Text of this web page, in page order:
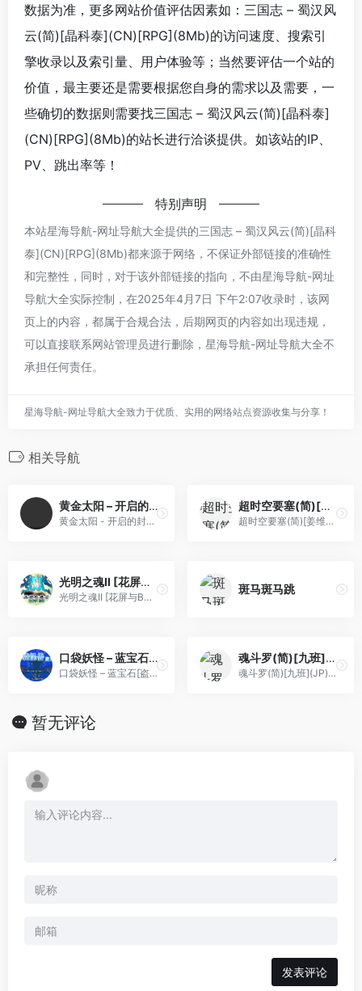
数据为准，更多网站价值评估因素如：三国志 – 蜀汉风
云(简)[晶科泰](CN)[RPG](8Mb)的访问速度、搜索引
擎收录以及索引量、用户体验等；当然要评估一个站的
价值，最主要还是需要根据您自身的需求以及需要，一
些确切的数据则需要找三国志 – 蜀汉风云(简)[晶科泰]
(CN)[RPG](8Mb)的站长进行洽谈提供。如该站的IP、
PV、跳出率等！
特别声明
本站星海导航-网址导航大全提供的三国志 – 蜀汉风云(简)[晶科
泰](CN)[RPG](8Mb)都来源于网络，不保证外部链接的准确性
和完整性，同时，对于该外部链接的指向，不由星海导航-网址
导航大全实际控制，在2025年4月7日 下午2:07收录时，该网
页上的内容，都属于合规合法，后期网页的内容如出现违规，
可以直接联系网站管理员进行删除，星海导航-网址导航大全不
承担任何责任。
星海导航-网址导航大全致力于优质、实用的网络站点资源收集与分享！
相关导航
黄金太阳 – 开启的封印(CGP)完全剧情版 71.25
黄金太阳 - 开启的封印(CGP)完全剧情版 71.25
超时空要塞(简)[姜维第二](JP)[STG](0.18Mb)
超时空要塞(简)[姜维第二](JP)[STG](0.18Mb)
光明之魂II [花屏与BUG修复版][PGCG+suni007](简)(JP)(256Mb)
光明之魂II [花屏与BUG修复版][PGCG+suni007](简)(JP)(256Mb)
斑马斑马跳
口袋妖怪 – 蓝宝石[盗商+Metore+Blader](v1.1)(繁)(JP)(64Mb)
口袋妖怪 – 蓝宝石[盗商+Metore+Blader](v1.1)(繁)(JP)(64Mb)
魂斗罗(简)[九班](JP)[ACT](2Mb)
魂斗罗(简)[九班](JP)[ACT](2Mb)
暂无评论
发表评论